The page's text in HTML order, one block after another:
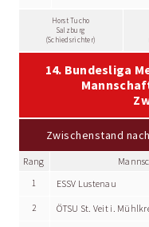
Horst Tucho
Salzburg
(Schiedsrichter)
14. Bundesliga
Zwischenstand
Rang
1 ESSV Lustenau
2 ÖTSU St. Veit i.